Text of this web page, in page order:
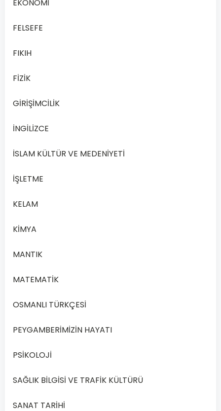
Devamını
TARİHİ
Lise
Dinler
Tarihi
1
2020
1.
Lise
Tarihi
–
EKONOMİ
FELSEFE
FIKIH
FİZİK
GİRİŞİMCİLİK
İNGİLİZCE
İSLAM KÜLTÜR VE MEDENİYETİ
İŞLETME
KELAM
KİMYA
MANTIK
MATEMATİK
OSMANLI TÜRKÇESİ
PEYGAMBERİMİZİN HAYATI
PSİKOLOJİ
SAĞLIK BİLGİSİ VE TRAFİK KÜLTÜRÜ
SANAT TARİHİ